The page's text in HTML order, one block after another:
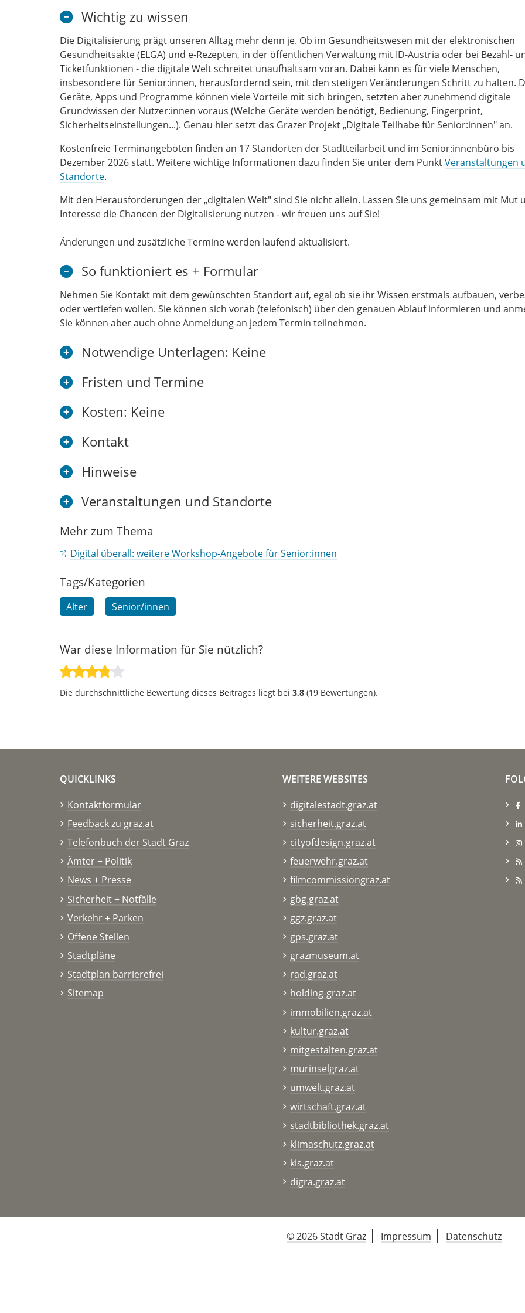
Wichtig zu wissen
Die Digitalisierung prägt unseren Alltag mehr denn je. Ob im Gesundheitswesen mit der elektronischen
Gesundheitsakte (ELGA) und e-Rezepten, in der öffentlichen Verwaltung mit ID-Austria oder bei Bezahl-
Ticketfunktionen - die digitale Welt schreitet unaufhaltsam voran. Dabei kann es für viele Menschen,
insbesondere für Senior:innen, herausfordernd sein, mit den stetigen Veränderungen Schritt zu halten.
Geräte, Apps und Programme können viele Vorteile mit sich bringen, setzten aber zunehmend digitale
Grundwissen der Nutzer:innen voraus (Welche Geräte werden benötigt, Bedienung, Fingerprint,
Sicherheitseinstellungen...). Genau hier setzt das Grazer Projekt „Digitale Teilhabe für Senior:innen" an.
Kostenfreie Terminangeboten finden an 17 Standorten der Stadtteilarbeit und im Senior:innenbüro bis
Dezember 2026 statt. Weitere wichtige Informationen dazu finden Sie unter dem PunktVeranstaltungen
Standorte.
Mit den Herausforderungen der „digitalen Welt" sind Sie nicht allein. Lassen Sie uns gemeinsam mit Mut
Interesse die Chancen der Digitalisierung nutzen - wir freuen uns auf Sie!
Änderungen und zusätzliche Termine werden laufend aktualisiert.
So funktioniert es + Formular
Nehmen Sie Kontakt mit dem gewünschten Standort auf, egal ob sie ihr Wissen erstmals aufbauen,
oder vertiefen wollen. Sie können sich vorab (telefonisch) über den genauen Ablauf informieren und
Sie können aber auch ohne Anmeldung an jedem Termin teilnehmen.
Notwendige Unterlagen: Keine
Fristen und Termine
Kosten: Keine
Kontakt
Hinweise
Veranstaltungen und Standorte
Mehr zum Thema
Digital überall: weitere Workshop-Angebote für Senior:innen
Tags/Kategorien
Alter Senior/innen
War diese Information für Sie nützlich?
Die durchschnittliche Bewertung dieses Beitrages liegt bei 3,8 (19 Bewertungen).
QUICKLINKS
Kontaktformular
Feedback zu graz.at
Telefonbuch der Stadt Graz
Ämter + Politik
News + Presse
Sicherheit + Notfälle
Verkehr + Parken
Offene Stellen
Stadtpläne
Stadtplan barrierefrei
Sitemap
WEITERE WEBSITES
digitalestadt.graz.at
sicherheit.graz.at
cityofdesign.graz.at
feuerwehr.graz.at
filmcommissiongraz.at
gbg.graz.at
ggz.graz.at
gps.graz.at
grazmuseum.at
rad.graz.at
holding-graz.at
immobilien.graz.at
kultur.graz.at
mitgestalten.graz.at
murinselgraz.at
umwelt.graz.at
wirtschaft.graz.at
stadtbibliothek.graz.at
klimaschutz.graz.at
kis.graz.at
digra.graz.at
© 2026 Stadt Graz Impressum Datenschutz